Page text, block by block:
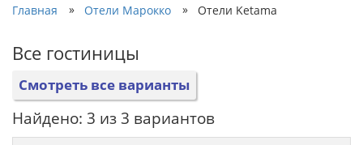
Главная » Отели Марокко » Отели Ketama
Все гостиницы
Смотреть все варианты
Найдено: 3 из 3 вариантов